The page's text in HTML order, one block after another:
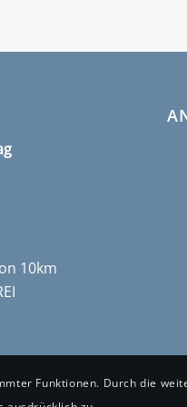
10km
Funktionen. Durch die